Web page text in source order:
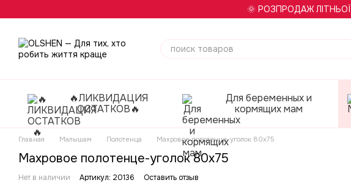
🌞 РОЗПРОДАЖ
🔥ЛИКВИДАЦИЯ
ОСТАТКОВ🔥
Для беременных и
кормящих мам
Главная Малышам Полотенца Махровое полотенце-уголок 80х75
Махровое полотенце-уголок 80х75
Нет в наличии Артикул: 20136 Оставить отзыв